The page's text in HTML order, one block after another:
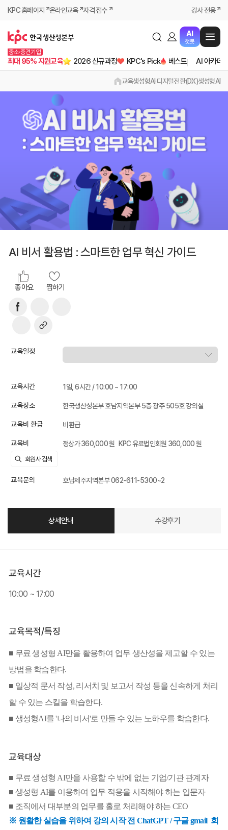
KPC 홈페이지 온라인교육 자격 접수 강사 전용
AI
챗봇
중소·중견기업
최대 95% 지원교육 2026 신규과정 KPC's Pick 베스트 AI 아카데
교육생성형AI·디지털전환(DX)생성형AI
AI 비서 활용법 : 스마트한 업무 혁신 가이드
좋아요 찜하기
교육일정
교육시간 1일, 6시간 / 10:00 ~ 17:00
교육장소 한국생산성본부 호남지역본부 5층 광주 505호 강의실
교육비 환급 비환급
교육비 정상가 360,000 원 KPC 유료법인회원 360,000 원
교육문의 호남제주지역본부 062-611-5300~2
상세안내 수강후기
교육시간
10:00 ~ 17:00
교육목적/특징
■ 무료 생성형 AI만을 활용하여 업무 생산성을 제고할 수 있는
방법을 학습한다.
■ 일상적 문서 작성, 리서치 및 보고서 작성 등을 신속하게 처리
할 수 있는 스킬을 학습한다.
■ 생성형AI를 '나의 비서'로 만들 수 있는 노하우를 학습한다.
교육대상
■ 무료 생성형 AI만을 사용할 수 밖에 없는 기업/기관 관계자
■ 생성형 AI를 이용하여 업무 적용을 시작해야 하는 입문자
■ 조직에서 대부분의 업무를 홀로 처리해야 하는 CEO
※ 원활한 실습을 위하여 강의 시작 전 ChatGPT / 구글 gmail 회